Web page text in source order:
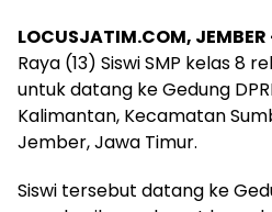
LOCUSJATIM.COM, JEMBER
Raya (13) Siswi SMP kelas 8
untuk datang ke Gedung
Kalimantan, Kecamatan
Jember, Jawa Timur.
Siswi tersebut datang ke